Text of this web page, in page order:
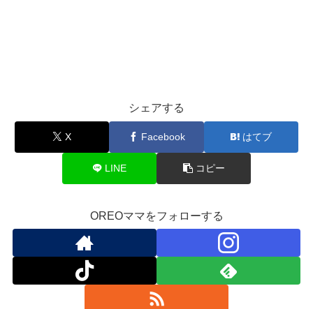
シェアする
X Facebook はてブ
LINE コピー
OREOママをフォローする